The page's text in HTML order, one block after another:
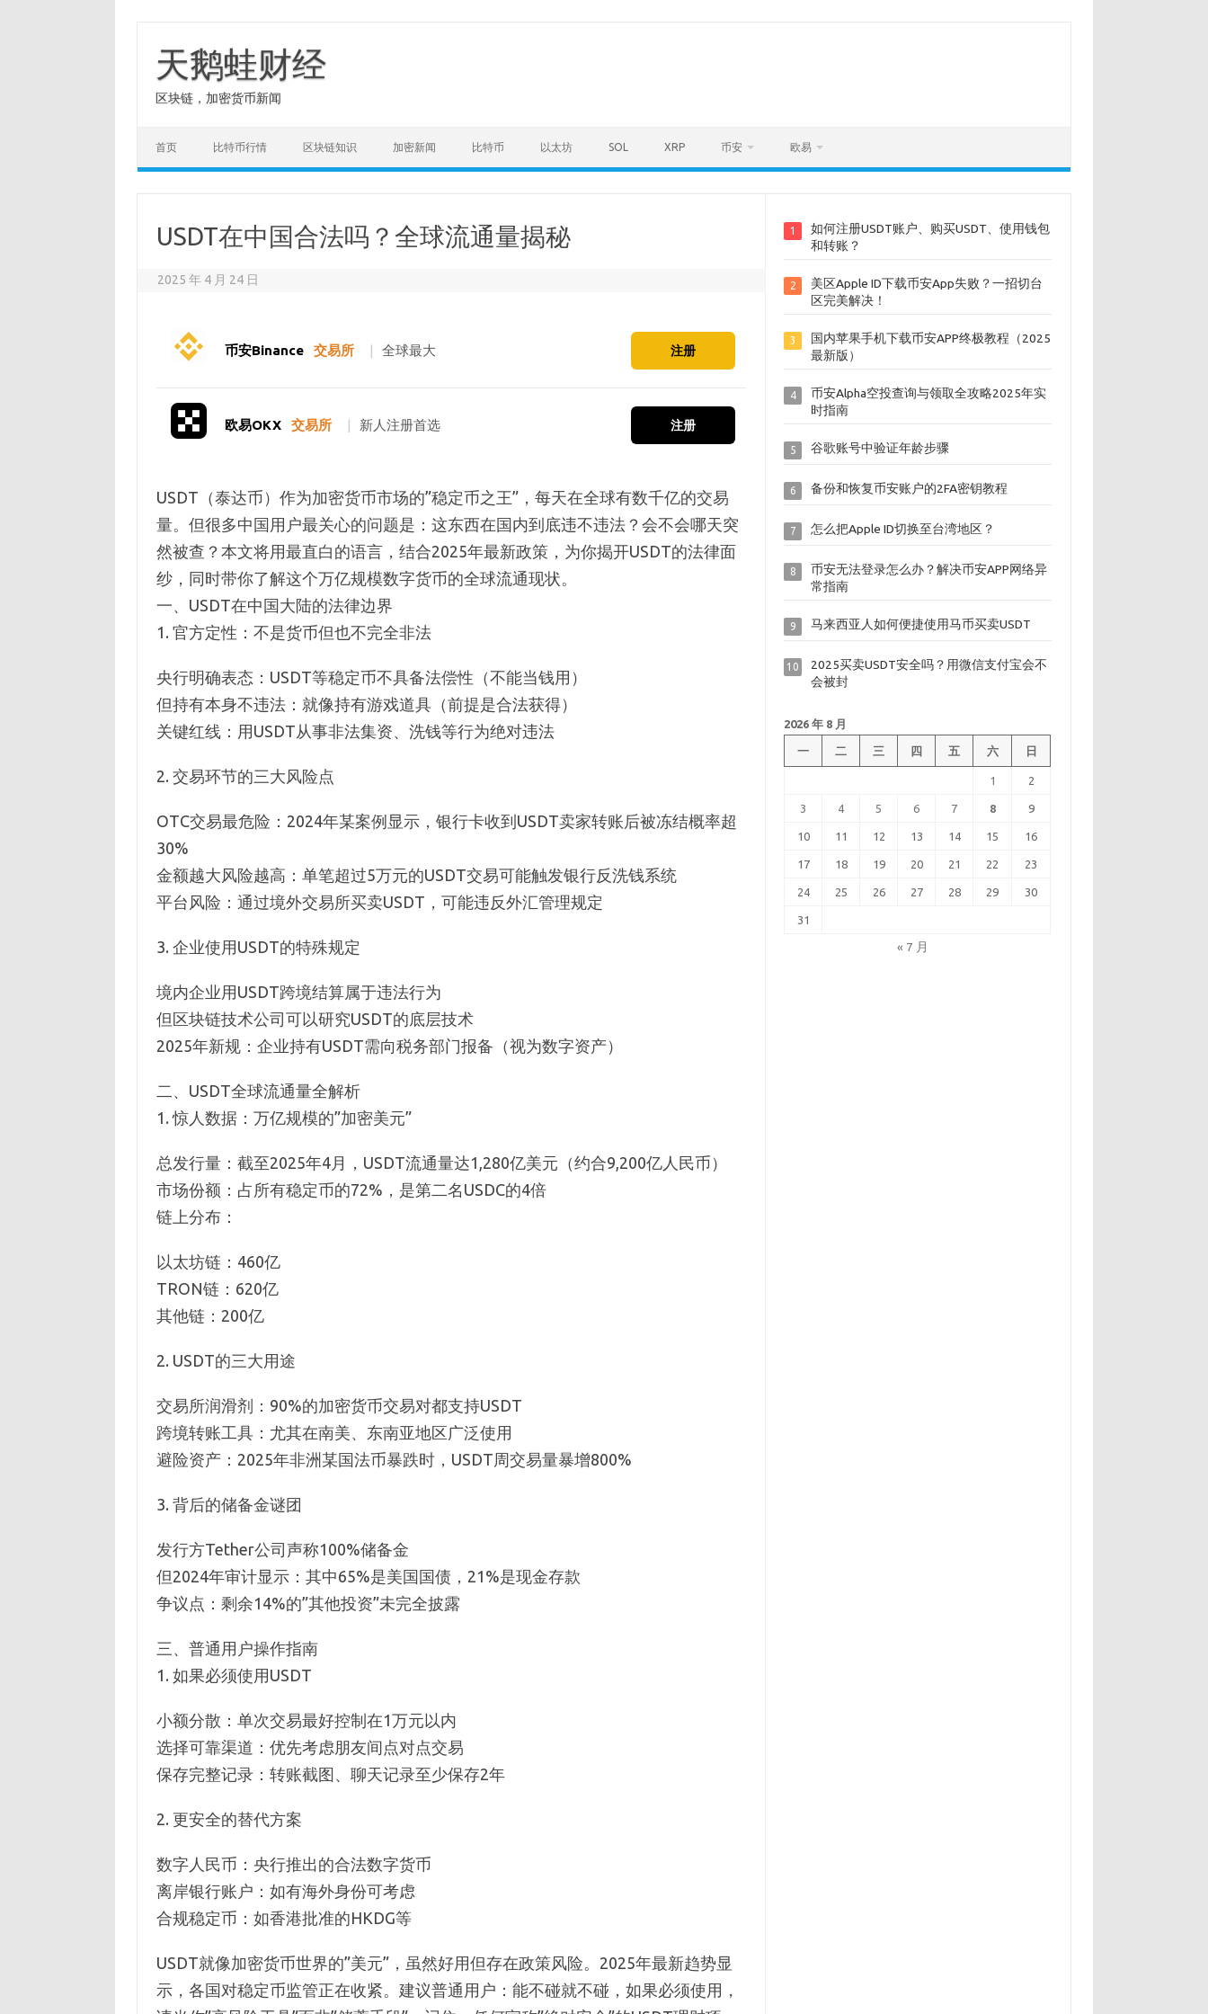
content
天鹅蛙财经
区块链，加密货币新闻
首页 比特币行情 区块链知识 加密新闻 比特币 以太坊 SOL XRP 币安 欧易
USDT在中国合法吗？全球流通量揭秘
2025 年 4 月 24 日
币安Binance 交易所 | 全球最大 注册
欧易OKX 交易所 | 新人注册首选 注册
USDT（泰达币）作为加密货币市场的”稳定币之王”，每天在全球有数千亿的交易
量。但很多中国用户最关心的问题是：这东西在国内到底违不违法？会不会哪天突
然被查？本文将用最直白的语言，结合2025年最新政策，为你揭开USDT的法律面
纱，同时带你了解这个万亿规模数字货币的全球流通现状。
一、USDT在中国大陆的法律边界
1. 官方定性：不是货币但也不完全非法
央行明确表态：USDT等稳定币不具备法偿性（不能当钱用）
但持有本身不违法：就像持有游戏道具（前提是合法获得）
关键红线：用USDT从事非法集资、洗钱等行为绝对违法
2. 交易环节的三大风险点
OTC交易最危险：2024年某案例显示，银行卡收到USDT卖家转账后被冻结概率超
30%
金额越大风险越高：单笔超过5万元的USDT交易可能触发银行反洗钱系统
平台风险：通过境外交易所买卖USDT，可能违反外汇管理规定
3. 企业使用USDT的特殊规定
境内企业用USDT跨境结算属于违法行为
但区块链技术公司可以研究USDT的底层技术
2025年新规：企业持有USDT需向税务部门报备（视为数字资产）
二、USDT全球流通量全解析
1. 惊人数据：万亿规模的”加密美元”
总发行量：截至2025年4月，USDT流通量达1,280亿美元（约合9,200亿人民币）
市场份额：占所有稳定币的72%，是第二名USDC的4倍
链上分布：
以太坊链：460亿
TRON链：620亿
其他链：200亿
2. USDT的三大用途
交易所润滑剂：90%的加密货币交易对都支持USDT
跨境转账工具：尤其在南美、东南亚地区广泛使用
避险资产：2025年非洲某国法币暴跌时，USDT周交易量暴增800%
3. 背后的储备金谜团
发行方Tether公司声称100%储备金
但2024年审计显示：其中65%是美国国债，21%是现金存款
争议点：剩余14%的”其他投资”未完全披露
三、普通用户操作指南
1. 如果必须使用USDT
小额分散：单次交易最好控制在1万元以内
选择可靠渠道：优先考虑朋友间点对点交易
保存完整记录：转账截图、聊天记录至少保存2年
2. 更安全的替代方案
数字人民币：央行推出的合法数字货币
离岸银行账户：如有海外身份可考虑
合规稳定币：如香港批准的HKDG等
USDT就像加密货币世界的”美元”，虽然好用但存在政策风险。2025年最新趋势显
示，各国对稳定币监管正在收紧。建议普通用户：能不碰就不碰，如果必须使用，
1
如何注册USDT账户、购买USDT、使用钱包
和转账？
2
美区Apple ID下载币安App失败？一招切台
区完美解决！
3
国内苹果手机下载币安APP终极教程（2025
最新版）
4
币安Alpha空投查询与领取全攻略2025年实
时指南
5 谷歌账号中验证年龄步骤
6 备份和恢复币安账户的2FA密钥教程
7 怎么把Apple ID切换至台湾地区？
8
币安无法登录怎么办？解决币安APP网络异
常指南
9 马来西亚人如何便捷使用马币买卖USDT
10
2025买卖USDT安全吗？用微信支付宝会不
会被封
2026 年 8 月
一 二 三 四 五 六 日
1 2
3 4 5 6 7 8 9
10 11 12 13 14 15 16
17 18 19 20 21 22 23
24 25 26 27 28 29 30
31
« 7 月